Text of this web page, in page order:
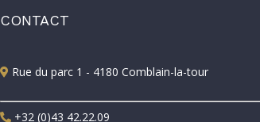
CONTACT
Rue du parc 1 - 4180 Comblain-la-tour
+32 (0)43 42.22.09